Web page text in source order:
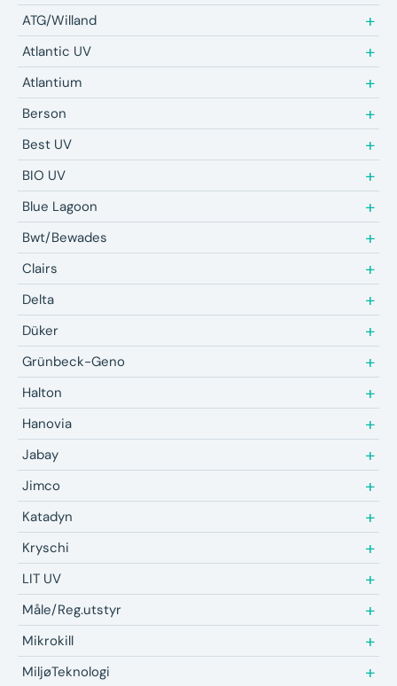
ATG/Willand
Atlantic UV
Atlantium
Berson
Best UV
BIO UV
Blue Lagoon
Bwt/Bewades
Clairs
Delta
Düker
Grünbeck-Geno
Halton
Hanovia
Jabay
Jimco
Katadyn
Kryschi
LIT UV
Måle/Reg.utstyr
Mikrokill
MiljøTeknologi